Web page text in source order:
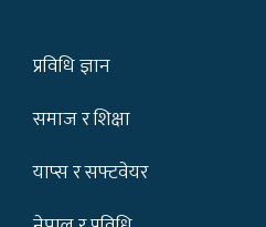
प्रविधि ज्ञान
समाज र शिक्षा
याप्स र सफ्टवेयर